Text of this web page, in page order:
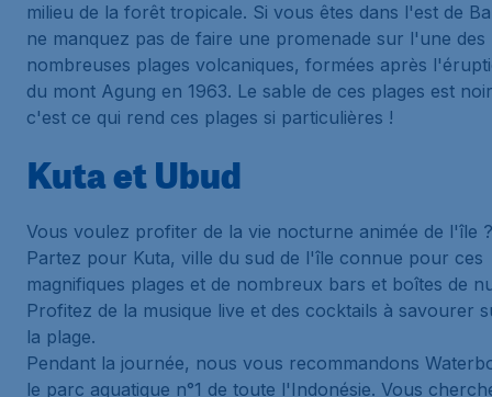
milieu de la forêt tropicale. Si vous êtes dans l'est de
ne manquez pas de faire une promenade sur l'une des
nombreuses plages volcaniques, formées après
du mont Agung en 1963. Le sable de ces plages est
c'est ce qui rend ces plages si particulières !
Kuta et Ubud
Vous voulez profiter de la vie nocturne animée de l'île ?
Partez pour Kuta, ville du sud de l'île connue pour ces
magnifiques plages et de nombreux bars et boîtes de
Profitez de la musique live et des cocktails à savourer
la plage.
Pendant la journée, nous vous recommandons
le parc aquatique n°1 de toute l'Indonésie. Vous